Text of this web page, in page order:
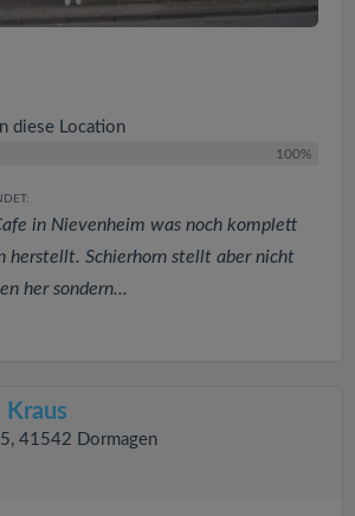
diese Location
100%
in Nievenheim was noch komplett
herstellt. Schierhorn stellt aber nicht
her sondern...
Kraus
41542 Dormagen